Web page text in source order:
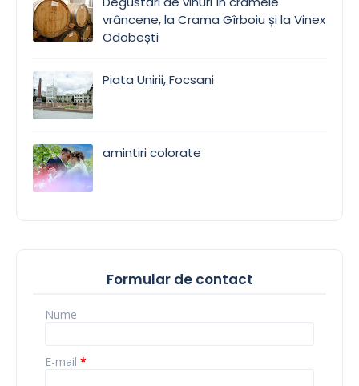
vrâncene, la Crama Gîrboiu și la Vinex
Odobești
Piata Unirii, Focsani
amintiri colorate
Formular de contact
Nume
E-mail *